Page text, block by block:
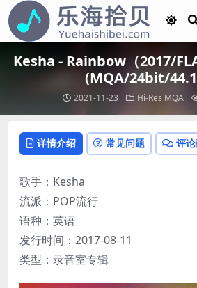
Kesha - Rainbow（2017/
(MQA/24bit/
2021-11-23 Hi-Res MQA
详情介绍 常见问题 评
歌手：Kesha
流派：POP流行
语种：英语
发行时间：2017-08-11
类型：录音室专辑